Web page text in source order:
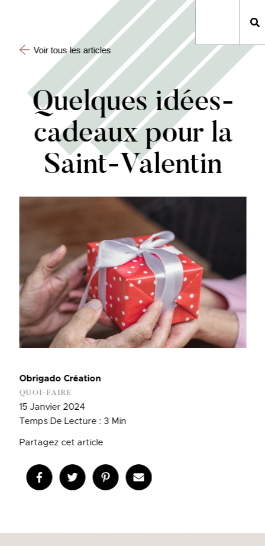
Voir tous les articles
Quelques idées-
cadeaux pour la
Saint-Valentin
Obrigado Création
QUOI-FAIRE
15 Janvier 2024
Temps De Lecture : 3 Min
Partagez cet article